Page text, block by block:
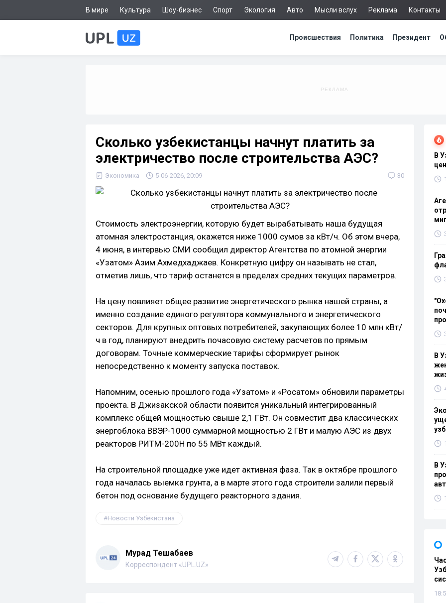
В мире Культура Шоу-бизнес Спорт Экология Авто Мысли вслух Реклама Контакты
Происшествия Политика Президент
Сколько узбекистанцы начнут платить за
электричество после строительства АЭС?
Экономика 5-06-2026, 20:09 30
Стоимость электроэнергии, которую будет вырабатывать наша будущая
атомная электростанция, окажется ниже 1000 сумов за кВт/ч. Об этом вчера,
4 июня, в интервью СМИ сообщил директор Агентства по атомной энергии
«Узатом» Азим Ахмедхаджаев. Конкретную цифру он называть не стал,
отметив лишь, что тариф останется в пределах средних текущих параметров.
На цену повлияет общее развитие энергетического рынка нашей страны, а
именно создание единого регулятора коммунального и энергетического
секторов. Для крупных оптовых потребителей, закупающих более 10 млн кВт/
ч в год, планируют внедрить почасовую систему расчетов по прямым
договорам. Точные коммерческие тарифы сформирует рынок
непосредственно к моменту запуска поставок.
Напомним, осенью прошлого года «Узатом» и «Росатом» обновили параметры
проекта. В Джизакской области появится уникальный интегрированный
комплекс общей мощностью свыше 2,1 ГВт. Он совместит два классических
энергоблока ВВЭР-1000 суммарной мощностью 2 ГВт и малую АЭС из двух
реакторов РИТМ-200Н по 55 МВт каждый.
На строительной площадке уже идет активная фаза. Так в октябре прошлого
года началась выемка грунта, а в марте этого года строители залили первый
бетон под основание будущего реакторного здания.
Новости Узбекистана
Мурад Тешабаев
Корреспондент «UPL.UZ»
В
В
В